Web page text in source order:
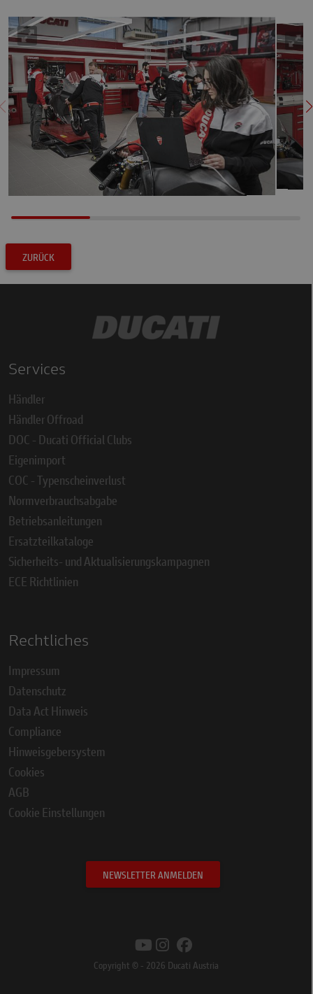
ZURÜCK
Services
Händler
Händler Offroad
DOC - Ducati Official Clubs
Eigenimport
COC - Typenscheinverlust
Normverbrauchsabgabe
Betriebsanleitungen
Ersatzteilkataloge
Sicherheits- und Aktualisierungskampagnen
ECE Richtlinien
Rechtliches
Impressum
Datenschutz
Data Act Hinweis
Compliance
Hinweisgebersystem
Cookies
AGB
Cookie Einstellungen
NEWSLETTER ANMELDEN
Copyright © - 2026 Ducati Austria